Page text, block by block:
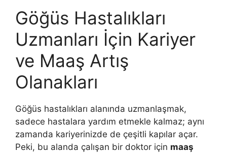
Göğüs Hastalıkları
Uzmanları İçin Kariyer
ve Maaş Artış
Olanakları
Göğüs hastalıkları alanında uzmanlaşmak,
sadece hastalara yardım etmekle kalmaz; aynı
zamanda kariyerinizde de çeşitli kapılar açar.
Peki, bu alanda çalışan bir doktor için maaş